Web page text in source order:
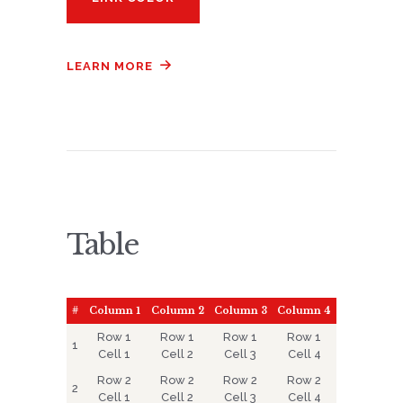
LEARN MORE
Table
# Column 1 Column 2 Column 3 Column 4
1
Row 1
Cell 1
Row 1
Cell 2
Row 1
Cell 3
Row 1
Cell 4
2
Row 2
Cell 1
Row 2
Cell 2
Row 2
Cell 3
Row 2
Cell 4